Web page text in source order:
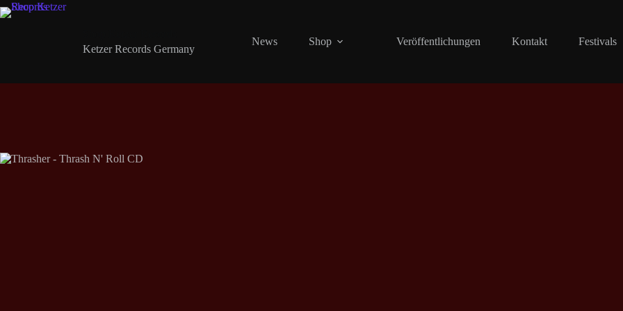
Zum
Inhalt
Ketzer Records Germany
News Shop Veröffentlichungen Kontakt Festivals